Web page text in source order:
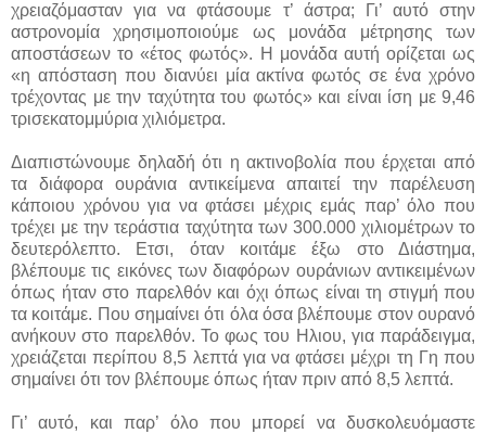
χρειαζόμασταν για να φτάσουμε τ’ άστρα; Γι’ αυτό στην
αστρονομία χρησιμοποιούμε ως μονάδα μέτρησης των
αποστάσεων το «έτος φωτός». Η μονάδα αυτή ορίζεται ως
«η απόσταση που διανύει μία ακτίνα φωτός σε ένα χρόνο
τρέχοντας με την ταχύτητα του φωτός» και είναι ίση με 9,46
τρισεκατομμύρια χιλιόμετρα.
Διαπιστώνουμε δηλαδή ότι η ακτινοβολία που έρχεται από
τα διάφορα ουράνια αντικείμενα απαιτεί την παρέλευση
κάποιου χρόνου για να φτάσει μέχρις εμάς παρ’ όλο που
τρέχει με την τεράστια ταχύτητα των 300.000 χιλιομέτρων το
δευτερόλεπτο. Ετσι, όταν κοιτάμε έξω στο Διάστημα,
βλέπουμε τις εικόνες των διαφόρων ουράνιων αντικειμένων
όπως ήταν στο παρελθόν και όχι όπως είναι τη στιγμή που
τα κοιτάμε. Που σημαίνει ότι όλα όσα βλέπουμε στον ουρανό
ανήκουν στο παρελθόν. Το φως του Ηλιου, για παράδειγμα,
χρειάζεται περίπου 8,5 λεπτά για να φτάσει μέχρι τη Γη που
σημαίνει ότι τον βλέπουμε όπως ήταν πριν από 8,5 λεπτά.
Γι’ αυτό, και παρ’ όλο που μπορεί να δυσκολευόμαστε